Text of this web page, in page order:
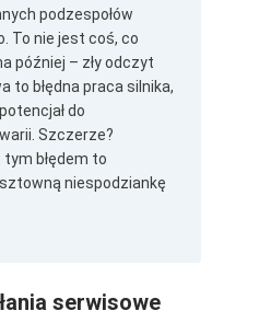
podzespołów
To nie jest coś, co
później – zły odczyt
to błędna praca silnika,
do
Szczerze?
błędem to
niespodziankę
serwisowe